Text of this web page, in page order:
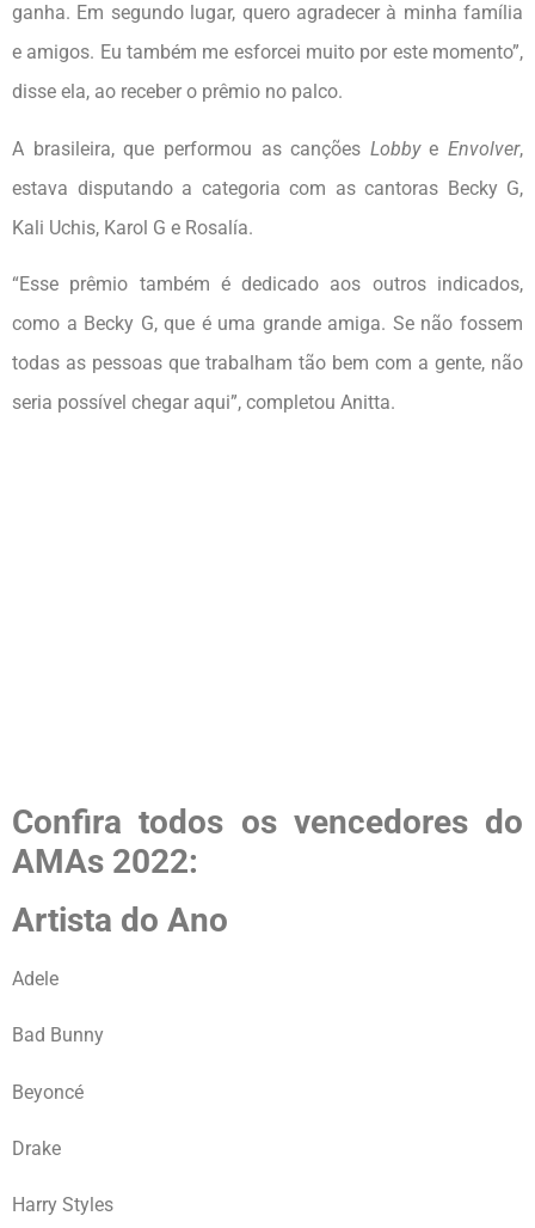
ganha. Em segundo lugar, quero agradecer à minha família
e amigos. Eu também me esforcei muito por este momento”,
disse ela, ao receber o prêmio no palco.
A brasileira, que performou as canções Lobbye Envolver,
estava disputando a categoria com as cantoras Becky G,
Kali Uchis, Karol G e Rosalía.
“Esse prêmio também é dedicado aos outros indicados,
como a Becky G, que é uma grande amiga. Se não fossem
todas as pessoas que trabalham tão bem com a gente, não
seria possível chegar aqui”, completou Anitta.
Confira todos os vencedores do
AMAs 2022:
Artista do Ano
Adele
Bad Bunny
Beyoncé
Drake
Harry Styles